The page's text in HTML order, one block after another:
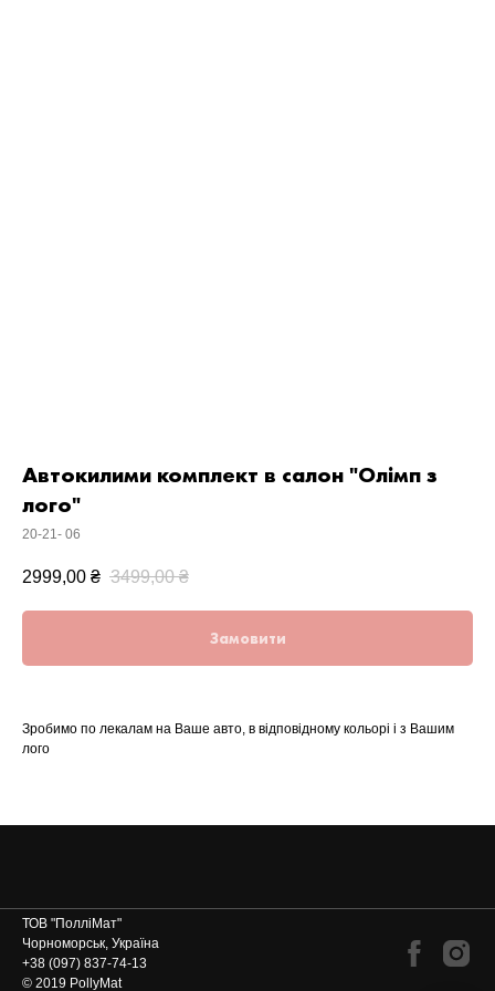
Автокилими комплект в салон "Олімп з
лого"
20-21- 06
2999,00 ₴ 3499,00 ₴
Замовити
Зробимо по лекалам на Ваше авто, в відповідному кольорі і з Вашим
лого
ТОВ "ПолліМат"
Чорноморськ, Україна
+38 (097) 837-74-13
© 2019 PollyMat